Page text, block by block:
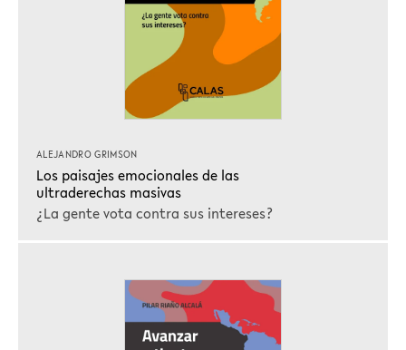
ALEJANDRO GRIMSON
Los paisajes emocionales de las
ultraderechas masivas
¿La gente vota contra sus intereses?